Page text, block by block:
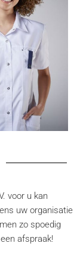
voor u kan
uw organisatie
zo spoedig
afspraak!